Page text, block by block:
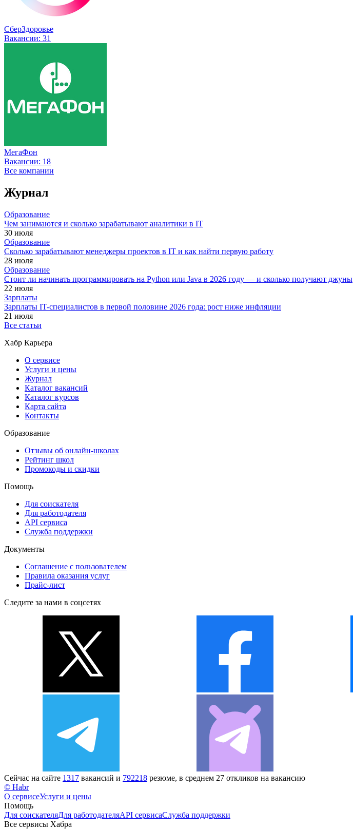
СберЗдоровье
Вакансии: 31
МегаФон
Вакансии: 18
Все компании
Журнал
Образование
Чем занимаются и сколько зарабатывают аналитики в IT
30 июля
Образование
Сколько зарабатывают менеджеры проектов в IT и как найти первую работу
28 июля
Образование
Стоит ли начинать программировать на Python или Java в 2026 году — и сколько получают джуны
22 июля
Зарплаты
Зарплаты IT-специалистов в первой половине 2026 года: рост ниже инфляции
21 июля
Все статьи
Хабр Карьера
О сервисе
Услуги и цены
Журнал
Каталог вакансий
Каталог курсов
Карта сайта
Контакты
Образование
Отзывы об онлайн-школах
Рейтинг школ
Промокоды и скидки
Помощь
Для соискателя
Для работодателя
API сервиса
Служба поддержки
Документы
Соглашение с пользователем
Правила оказания услуг
Прайс-лист
Следите за нами в соцсетях
Сейчас на сайте 1317 вакансий и 792218 резюме, в среднем 27 откликов на вакансию
© Habr
О сервисеУслуги и цены
Помощь
Для соискателяДля работодателяAPI сервисаСлужба поддержки
Все сервисы Хабра